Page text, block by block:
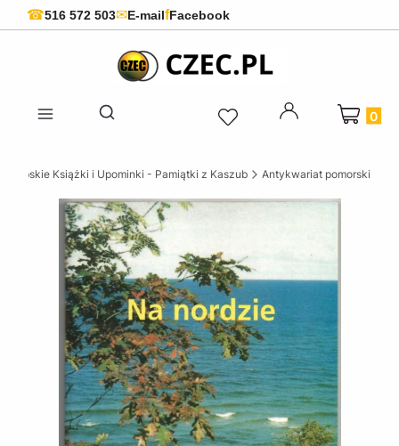
☎516 572 503✉E-mailfFacebook
Otwórz wyszukiwarkę
Produkty
Książki i Upominki - Pamiątki z Kaszub Antykwariat pomorski